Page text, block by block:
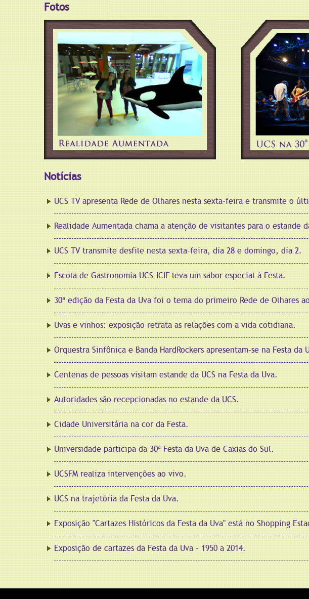
Fotos
Notícias
UCS TV apresenta Rede de Olhares nesta sexta-feira e transmite o
Realidade Aumentada chama a atenção de visitantes para o estande
UCS TV transmite desfile nesta sexta-feira, dia 28 e domingo, dia 2.
Escola de Gastronomia UCS-ICIF leva um sabor especial à Festa.
30ª edição da Festa da Uva foi o tema do primeiro Rede de Olhares
Uvas e vinhos: exposição retrata as relações com a vida cotidiana.
Orquestra Sinfônica e Banda HardRockers apresentam-se na Festa da
Centenas de pessoas visitam estande da UCS na Festa da Uva.
Autoridades são recepcionadas no estande da UCS.
Cidade Universitária na cor da Festa.
Universidade participa da 30ª Festa da Uva de Caxias do Sul.
UCSFM realiza intervenções ao vivo.
UCS na trajetória da Festa da Uva.
Exposição "Cartazes Históricos da Festa da Uva" está no Shopping
Exposição de cartazes da Festa da Uva - 1950 a 2014.